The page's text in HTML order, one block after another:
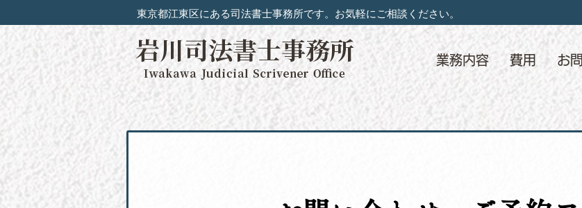
東京都江東区にある司法書士事務所です。お気軽にご相談ください。
業務内容 費用 お